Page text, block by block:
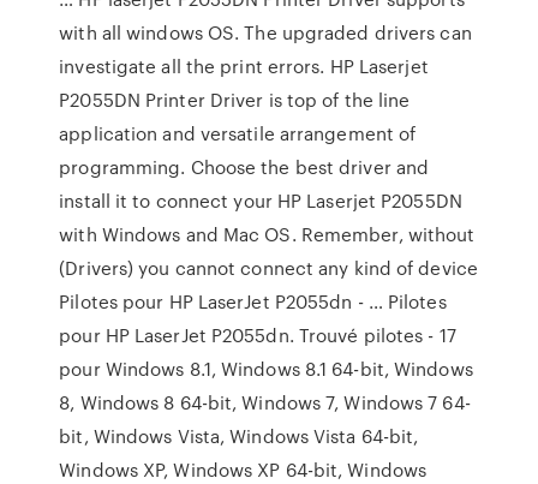
with all windows OS. The upgraded drivers can
investigate all the print errors. HP Laserjet
P2055DN Printer Driver is top of the line
application and versatile arrangement of
programming. Choose the best driver and
install it to connect your HP Laserjet P2055DN
with Windows and Mac OS. Remember, without
(Drivers) you cannot connect any kind of device
Pilotes pour HP LaserJet P2055dn - … Pilotes
pour HP LaserJet P2055dn. Trouvé pilotes - 17
pour Windows 8.1, Windows 8.1 64-bit, Windows
8, Windows 8 64-bit, Windows 7, Windows 7 64-
bit, Windows Vista, Windows Vista 64-bit,
Windows XP, Windows XP 64-bit, Windows